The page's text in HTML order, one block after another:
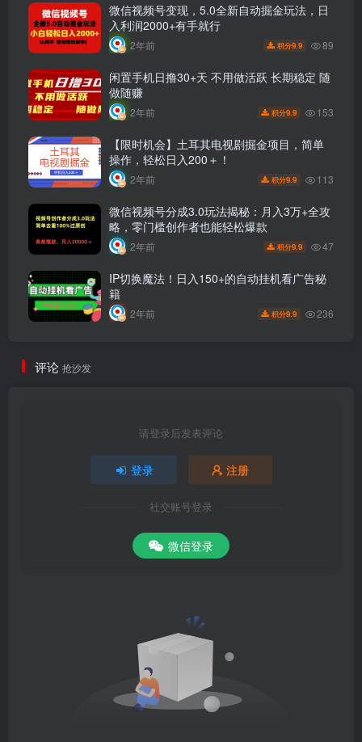
微信视频号变现，5.0全新自动掘金玩法，日
入利润2000+有手就行
2年前 积分9.9 89
闲置手机日撸30+天 不用做活跃 长期稳定 随
做随赚
2年前 积分9.9 153
【限时机会】土耳其电视剧掘金项目，简单
操作，轻松日入200＋！
2年前 积分9.9 113
微信视频号分成3.0玩法揭秘：月入3万+全攻
略，零门槛创作者也能轻松爆款
2年前 积分9.9 47
IP切换魔法！日入150+的自动挂机看广告秘
籍
2年前 积分9.9 236
评论 抢沙发
请登录后发表评论
登录 注册
社交账号登录
微信登录